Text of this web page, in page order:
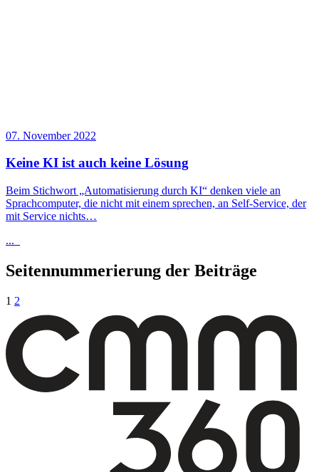
07. November 2022
Keine KI ist auch keine Lösung
Beim Stichwort „Automatisierung durch KI“ denken viele an
Sprachcomputer, die nicht mit einem sprechen, an Self-Service, der
mit Service nichts…
...
Seitennummerierung der Beiträge
1 2